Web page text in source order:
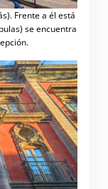
Frente a él está
se encuentra